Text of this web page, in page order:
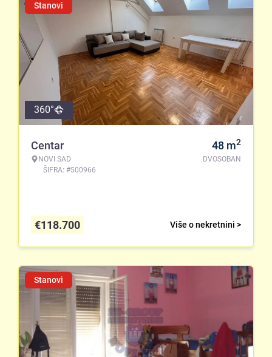
Stanovi
360°
Centar
NOVI SAD
ŠIFRA: #500966
48 m2
DVOSOBAN
Više o nekretnini >
€118.700
Stanovi